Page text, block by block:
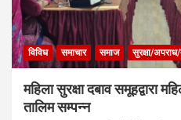
विविध समाचार समाज सुरक्षा/अपराध/
महिला सुरक्षा दबाव समूहद्वारा
तालिम सम्पन्न